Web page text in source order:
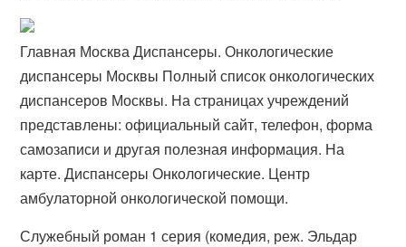
Главная Москва Диспансеры. Онкологические
диспансеры Москвы Полный список онкологических
диспансеров Москвы. На страницах учреждений
представлены: официальный сайт, телефон, форма
самозаписи и другая полезная информация. На
карте. Диспансеры Онкологические. Центр
амбулаторной онкологической помощи.
Служебный роман 1 серия (комедия, реж. Эльдар